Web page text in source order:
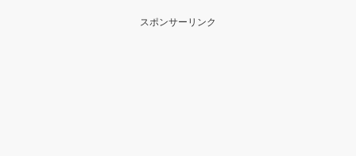
スポンサーリンク